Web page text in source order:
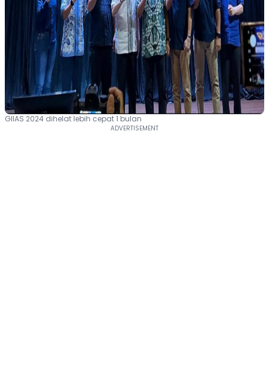
GIIAS 2024 dihelat lebih cepat 1 bulan